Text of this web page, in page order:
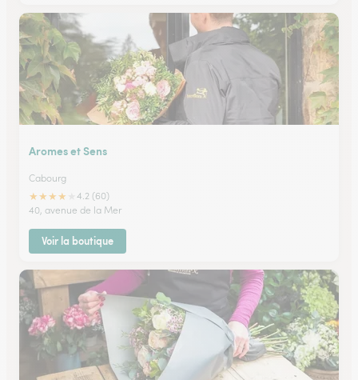
Aromes et Sens
Cabourg
★★★★
4.2 (60)
40, avenue de la Mer
Voir la boutique